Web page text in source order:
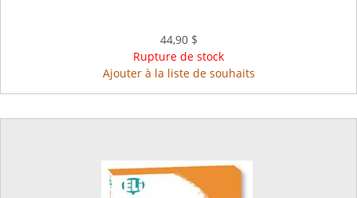
44,90 $
Rupture de stock
Ajouter à la liste de souhaits